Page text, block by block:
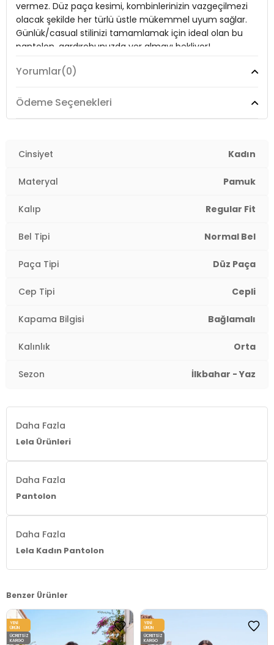
Bel:Normal Bel
Boy: Standart
Kalınlık:Orta
Yaş Grubu:Yetişkin
2DY668YP42282S4.3312
vermez. Düz paça kesimi, kombinlerinizin vazgeçilmezi
olacak şekilde her türlü üstle mükemmel uyum sağlar.
Günlük/casual stilinizi tamamlamak için ideal olan bu
pantolon, gardırobunuzda yer almayı bekliyor!
Menşei:Türkiye
2DY668YP42282S4.3312
Yorumlar(0)
Ödeme Seçenekleri
Cinsiyet Kadın
Materyal Pamuk
Kalıp Regular Fit
Bel Tipi Normal Bel
Paça Tipi Düz Paça
Cep Tipi Cepli
Kapama Bilgisi Bağlamalı
Kalınlık Orta
Sezon İlkbahar - Yaz
Daha Fazla
Lela Ürünleri
Daha Fazla
Pantolon
Daha Fazla
Lela Kadın Pantolon
Benzer Ürünler
YENI
ÜRÜN
ÜCRETSIZ
KARGO
YENI
ÜRÜN
ÜCRETSIZ
KARGO